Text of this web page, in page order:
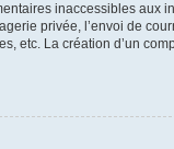
inaccessibles aux
privée, l’envoi de
etc. La création d’un